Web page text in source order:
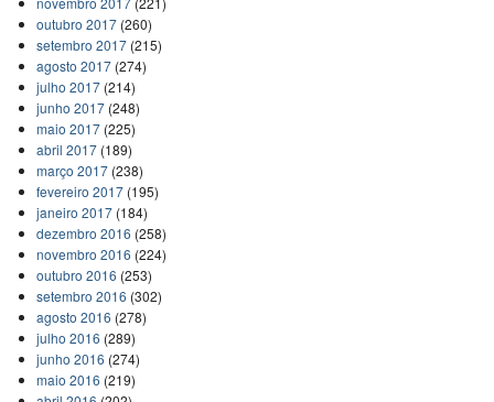
outubro 2017(260)
setembro 2017(215)
agosto 2017(274)
julho 2017(214)
junho 2017(248)
maio 2017(225)
abril 2017(189)
março 2017(238)
fevereiro 2017(195)
janeiro 2017(184)
dezembro 2016 (258)
novembro 2016 (224)
outubro 2016 (253)
setembro 2016 (302)
agosto 2016 (278)
julho 2016 (289)
junho 2016 (274)
maio 2016 (219)